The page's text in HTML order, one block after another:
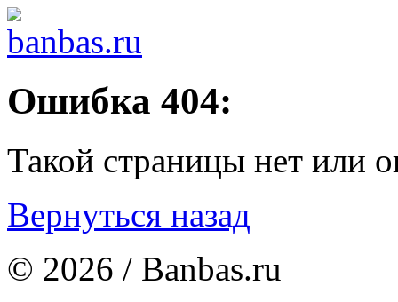
Ошибка 404:
Такой страницы нет или
Вернуться назад
© 2026 / Banbas.ru